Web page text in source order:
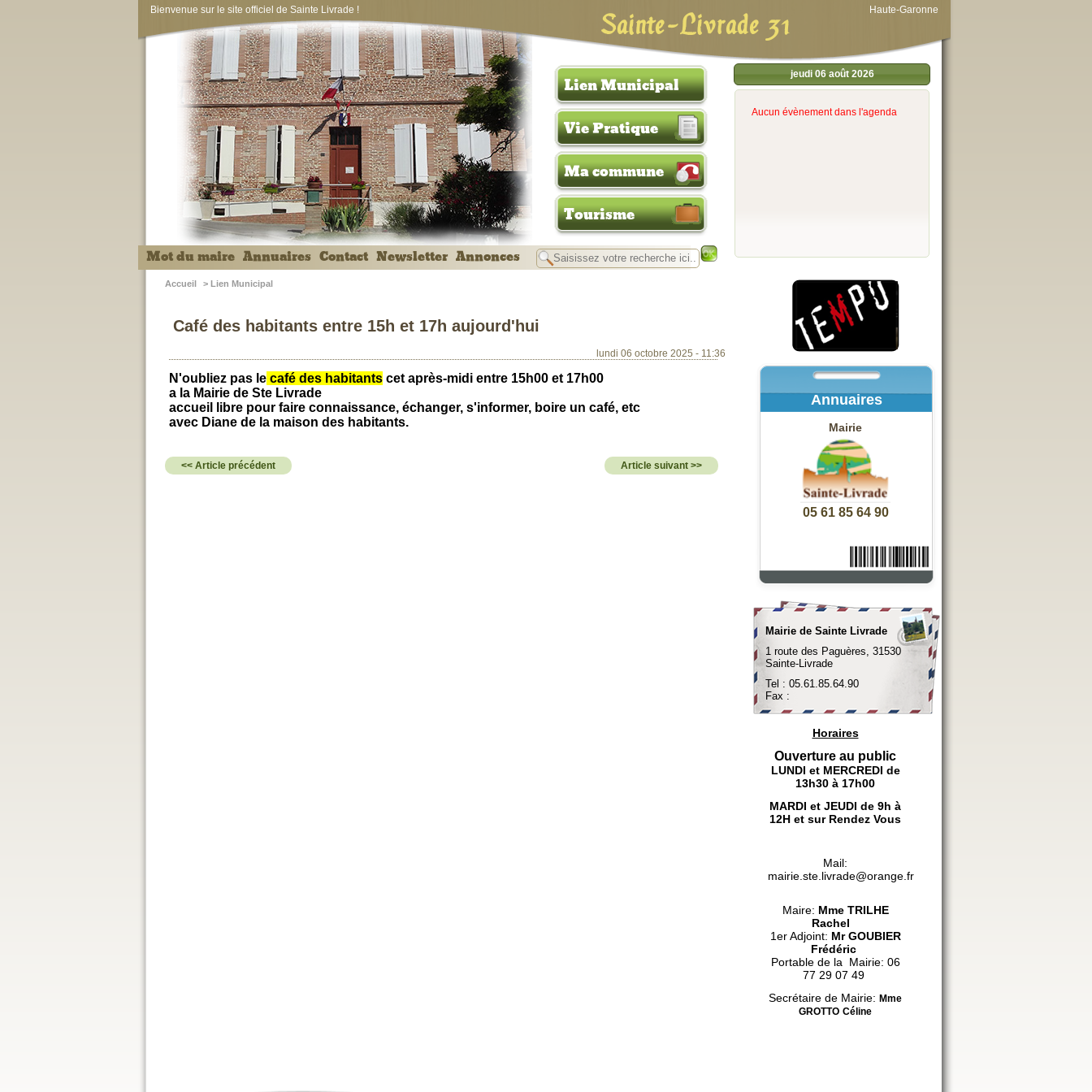
Bienvenue sur le site officiel de Sainte Livrade ! Sainte-Livrade 31 Haute-Garonne
Mot du maire Annuaires Contact Newsletter Annonces
Lien Municipal
Vie Pratique
Ma commune
Tourisme
jeudi 06 août 2026
Aucun évènement dans l'agenda
Accueil > Lien Municipal
Café des habitants entre 15h et 17h aujourd'hui
lundi 06 octobre 2025 - 11:36
N'oubliez pas le café des habitants cet après-midi entre 15h00 et 17h00
a la Mairie de Ste Livrade
accueil libre pour faire connaissance, échanger, s'informer, boire un café, etc
avec Diane de la maison des habitants.
<< Article précédent Article suivant >>
Annuaires
Mairie
05 61 85 64 90
Mairie de Sainte Livrade
1 route des Paguères, 31530
Sainte-Livrade
Tel : 05.61.85.64.90
Fax :
Horaires
Ouverture au public
LUNDI et MERCREDI de
13h30 à 17h00
MARDI et JEUDI de 9h à
12H et sur Rendez Vous
Mail:
mairie.ste.livrade@orange.fr
Maire: Mme TRILHE
Rachel
1er Adjoint: Mr GOUBIER
Frédéric
Portable de la Mairie: 06
77 29 07 49
Secrétaire de Mairie: Mme
GROTTO Céline